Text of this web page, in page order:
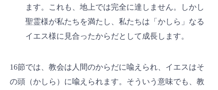
ます。これも、地上では完全に達しません。しかし
聖霊様が私たちを満たし、私たちは「かしら」なる
イエス様に見合ったからだとして成長します。
16節では、教会は人間のからだに喩えられ、イエスはそ
の頭（かしら）に喩えられます。そういう意味でも、教